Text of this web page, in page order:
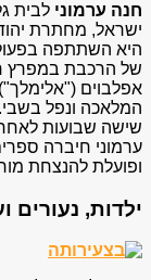
חנה ערמוני לבית
ישראל, מחתרת
היא השתתפה
אפלבוים
המלאכה ונפל
שישה שבועות
ערמוני חיברה
ופועלת להנצחת
ילדות, נעורים